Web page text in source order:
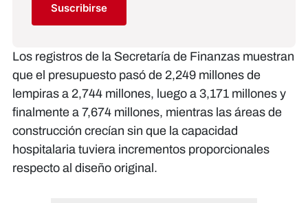
Suscribirse
Los registros de la Secretaría de Finanzas muestran
que el presupuesto pasó de 2,249 millones de
lempiras a 2,744 millones, luego a 3,171 millones y
finalmente a 7,674 millones, mientras las áreas de
construcción crecían sin que la capacidad
hospitalaria tuviera incrementos proporcionales
respecto al diseño original.